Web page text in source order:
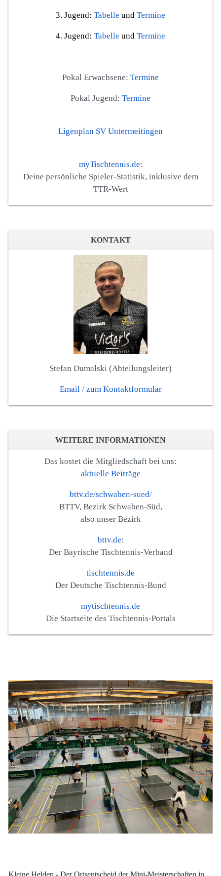
3. Jugend: Tabelle und Termine
4. Jugend: Tabelle und Termine
Pokal Erwachsene: Termine
Pokal Jugend: Termine
Ligenplan SV Untermeitingen
myTischtennis.de:
Deine persönliche Spieler-Statistik, inklusive dem
TTR-Wert
KONTAKT
Stefan Dumalski (Abteilungsleiter)
Email / zum Kontaktformular
WEITERE INFORMATIONEN
Das kostet die Mitgliedschaft bei uns:
aktuelle Beiträge
bttv.de/schwaben-sued/
BTTV, Bezirk Schwaben-Süd,
also unser Bezirk
bttv.de:
Der Bayrische Tischtennis-Verband
tischtennis.de
Der Deutsche Tischtennis-Bund
mytischtennis.de
Die Startseite des Tischtennis-Portals